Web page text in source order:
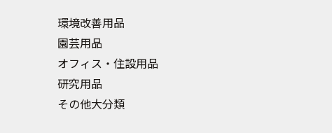
環境改善用品
園芸用品
オフィス・住設用品
研究用品
その他大分類